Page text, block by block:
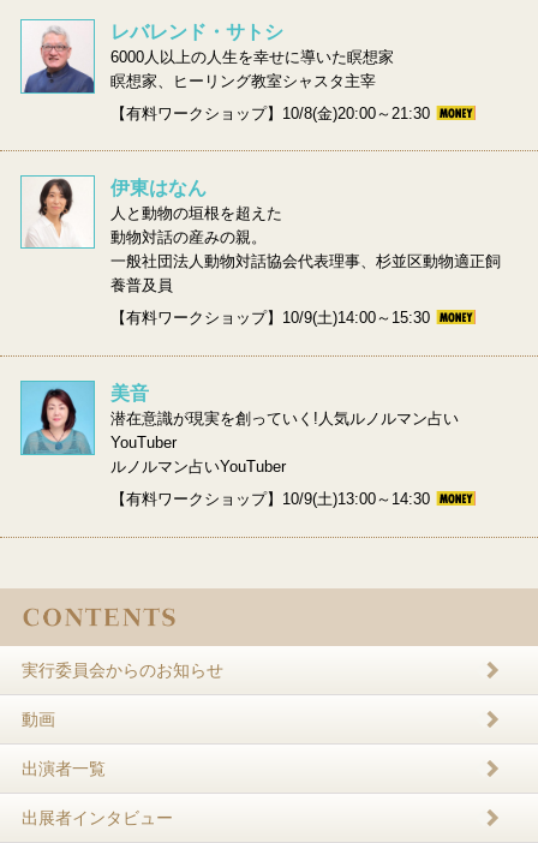
レバレンド・サトシ
6000人以上の人生を幸せに導いた瞑想家
瞑想家、ヒーリング教室シャスタ主宰
【有料ワークショップ】10/8(金)20:00～21:30
伊東はなん
人と動物の垣根を超えた
動物対話の産みの親。
一般社団法人動物対話協会代表理事、杉並区動物適正飼
養普及員
【有料ワークショップ】10/9(土)14:00～15:30
美音
潜在意識が現実を創っていく!人気ルノルマン占い
YouTuber
ルノルマン占いYouTuber
【有料ワークショップ】10/9(土)13:00～14:30
実行委員会からのお知らせ
動画
出演者一覧
出展者インタビュー